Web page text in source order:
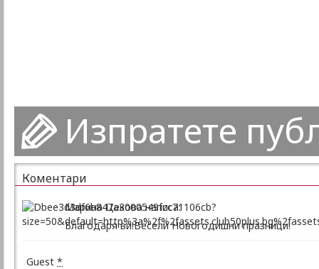
Изпратете
Коментари
Марина Цекова написа:
Благодаря ви!Весели Новогодишни празници!
Guest *